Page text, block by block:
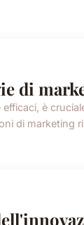
di
è
di marketing